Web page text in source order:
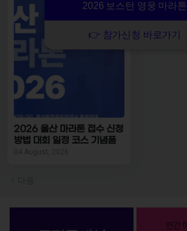
2026 보스턴 영웅 마라톤
👉 참가신청 바로가기
2026 울산 마라톤 접수 신청
방법 대회 일정 코스 기념품